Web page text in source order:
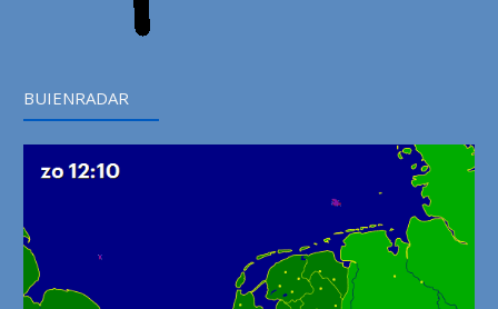
BUIENRADAR